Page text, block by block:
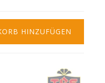
HINZUFÜGEN